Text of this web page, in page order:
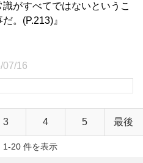
がすべてではないというこ
。(P.213)』
07/16
3 4 5 最後
1-20 件を表示